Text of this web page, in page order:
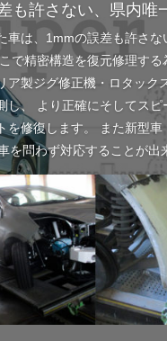
も許さない、県内唯
車は、1mmの誤差も許さな
で精密構造を復元修理する
ア製ジグ修正機・ロタック
し、 より正確にそしてスピ
を修復します。 また新型車
を問わず対応することが出